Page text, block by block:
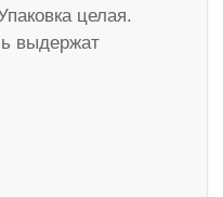
целая.
выдержат